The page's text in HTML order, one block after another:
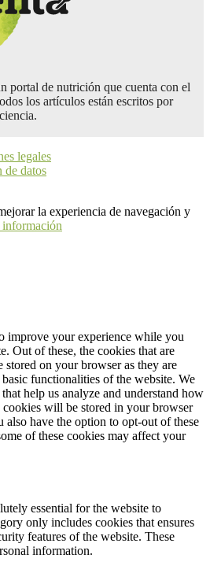
portal de nutrición que cuenta con el
los artículos están escritos por
legales
de datos
la experiencia de navegación y
información
improve your experience while you
Out of these, the cookies that are
stored on your browser as they are
functionalities of the website. We
help us analyze and understand how
cookies will be stored in your browser
have the option to opt-out of these
of these cookies may affect your
essential for the website to
only includes cookies that ensures
features of the website. These
information.